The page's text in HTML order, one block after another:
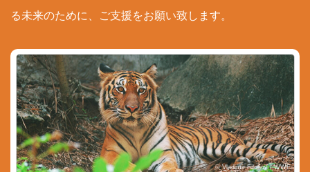
る未来のために、ご支援をお願い致します。
© Vladimir Filonov / WWF